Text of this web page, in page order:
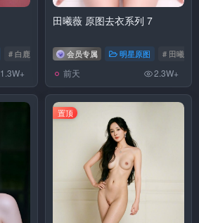
# 白鹿
1.3W+
田曦薇 原图去衣系列 7
会员专属 明星原图 # 田曦薇
前天 2.3W+
置顶